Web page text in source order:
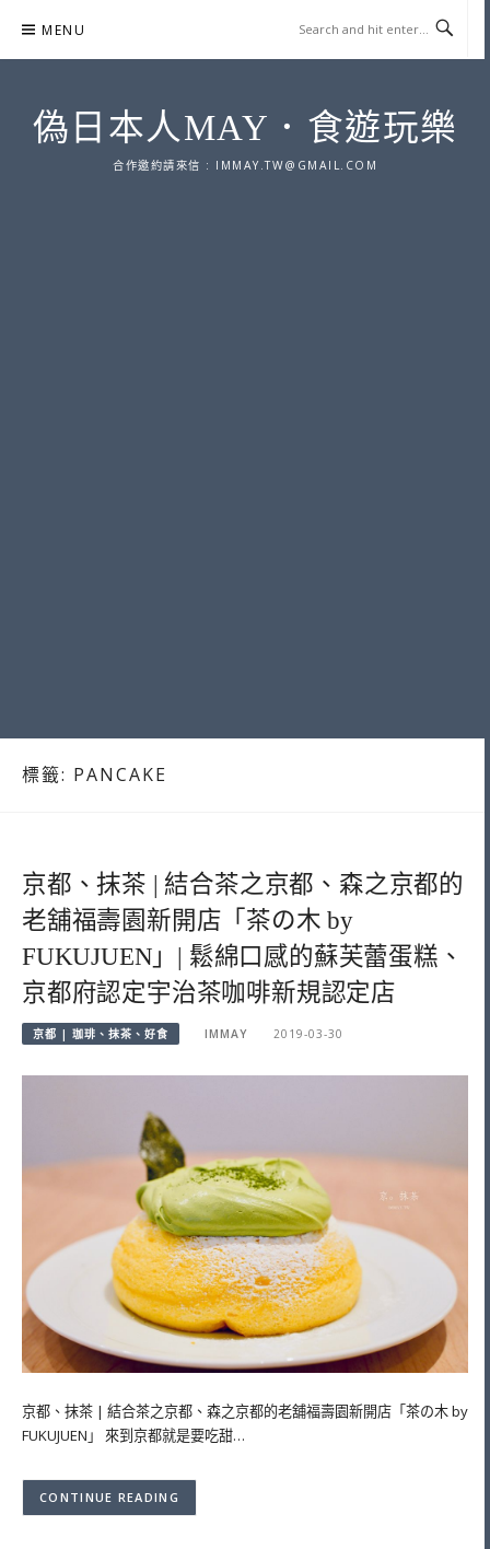
content
MENU
偽日本人MAY．食遊玩樂
合作邀約請來信 : IMMAY.TW@GMAIL.COM
標籤: PANCAKE
京都、抹茶 | 結合茶之京都、森之京都的
老舖福壽園新開店「茶の木 by
FUKUJUEN」| 鬆綿口感的蘇芙蕾蛋糕、
京都府認定宇治茶咖啡新規認定店
京都 | 珈琲、抹茶、好食 IMMAY 2019-03-30
京都、抹茶 | 結合茶之京都、森之京都的老舖福壽園新開店「茶の木 by
FUKUJUEN」 來到京都就是要吃甜…
CONTINUE READING